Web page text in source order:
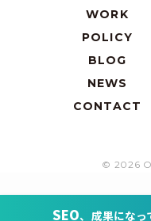
WORK
POLICY
BLOG
NEWS
CONTACT
© 2026
SEO、成果になっ